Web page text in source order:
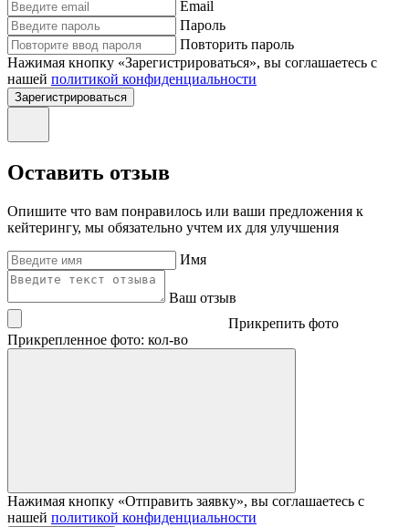
Email
Пароль
Повторить пароль
Нажимая кнопку «Зарегистрироваться», вы соглашаетесь с
нашей политикой конфиденциальности
Зарегистрироваться
Оставить отзыв
Опишите что вам понравилось или ваши предложения к
кейтерингу, мы обязательно учтем их для улучшения
Имя
Ваш отзыв
Прикрепить фото
Прикрепленное фото: кол-во
Нажимая кнопку «Отправить заявку», вы соглашаетесь с
нашей политикой конфиденциальности